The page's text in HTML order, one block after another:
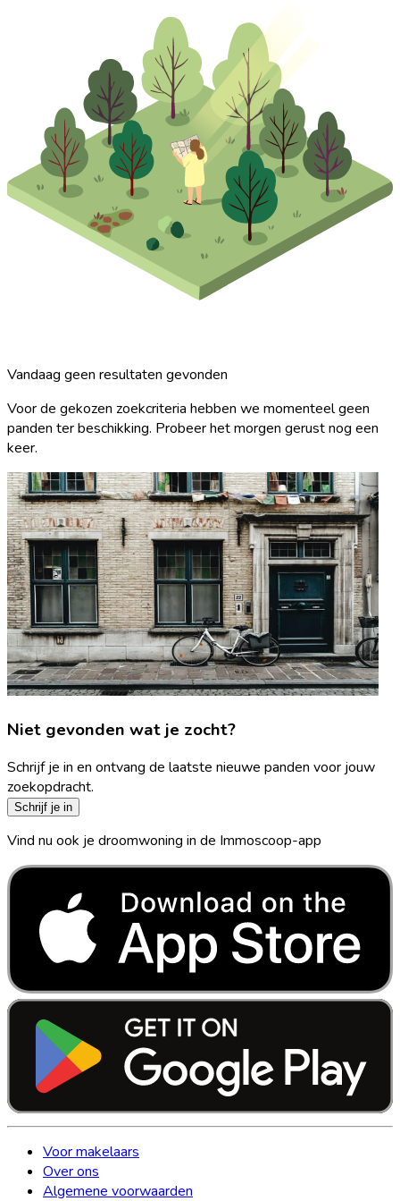
Vandaag geen resultaten gevonden
Voor de gekozen zoekcriteria hebben we momenteel geen
panden ter beschikking. Probeer het morgen gerust nog een
keer.
Niet gevonden wat je zocht?
Schrijf je in en ontvang de laatste nieuwe panden voor jouw
zoekopdracht.
Schrijf je in
Vind nu ook je droomwoning in de Immoscoop-app
Voor makelaars
Over ons
Algemene voorwaarden